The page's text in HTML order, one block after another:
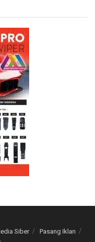
Siber
Pasang Iklan